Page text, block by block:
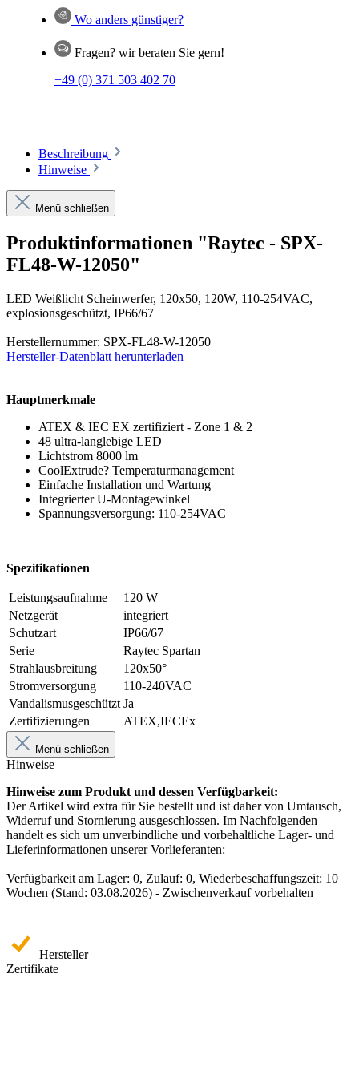
Wo anders günstiger?
Fragen? wir beraten Sie gern!
+49 (0) 371 503 402 70
Beschreibung
Hinweise
Menü schließen
Produktinformationen "Raytec - SPX-
FL48-W-12050"
LED Weißlicht Scheinwerfer, 120x50, 120W, 110-254VAC,
explosionsgeschützt, IP66/67
Herstellernummer: SPX-FL48-W-12050
Hersteller-Datenblatt herunterladen
Hauptmerkmale
ATEX & IEC EX zertifiziert - Zone 1 & 2
48 ultra-langlebige LED
Lichtstrom 8000 lm
CoolExtrude? Temperaturmanagement
Einfache Installation und Wartung
Integrierter U-Montagewinkel
Spannungsversorgung: 110-254VAC
Spezifikationen
Leistungsaufnahme
120 W
Netzgerät
integriert
Schutzart
IP66/67
Serie
Raytec Spartan
Strahlausbreitung
120x50°
Stromversorgung
110-240VAC
Vandalismusgeschützt Ja
Zertifizierungen
ATEX,IECEx
Menü schließen
Hinweise
Hinweise zum Produkt und dessen Verfügbarkeit:
Der Artikel wird extra für Sie bestellt und ist daher von Umtausch,
Widerruf und Stornierung ausgeschlossen. Im Nachfolgenden
handelt es sich um unverbindliche und vorbehaltliche Lager- und
Lieferinformationen unserer Vorlieferanten:
Verfügbarkeit am Lager: 0, Zulauf: 0, Wiederbeschaffungszeit: 10
Wochen (Stand: 03.08.2026) - Zwischenverkauf vorbehalten
Hersteller
Zertifikate